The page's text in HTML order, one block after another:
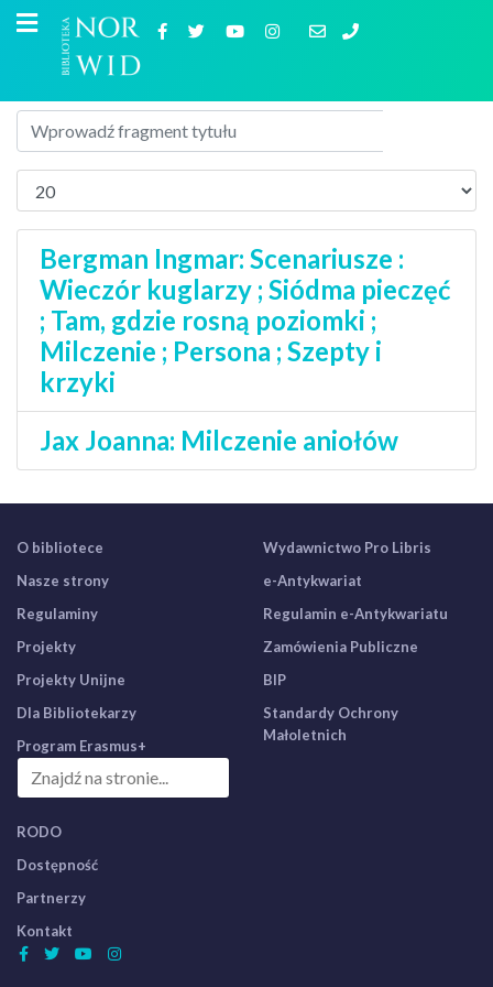
Bergman Ingmar: Scenariusze :
Wieczór kuglarzy ; Siódma pieczęć
; Tam, gdzie rosną poziomki ;
Milczenie ; Persona ; Szepty i
krzyki
Jax Joanna: Milczenie aniołów
O bibliotece
Nasze strony
Regulaminy
Projekty
Projekty Unijne
Dla Bibliotekarzy
Program Erasmus+
Wydawnictwo Pro Libris
e-Antykwariat
Regulamin e-Antykwariatu
Zamówienia Publiczne
BIP
Standardy Ochrony
Małoletnich
RODO
Dostępność
Partnerzy
Kontakt